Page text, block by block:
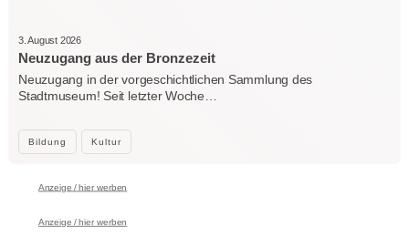
Bildung Kultur
3. August 2026
Neuzugang aus der Bronzezeit
Neuzugang in der vorgeschichtlichen Sammlung des
Stadtmuseum! Seit letzter Woche…
Anzeige / hier werben
Anzeige / hier werben